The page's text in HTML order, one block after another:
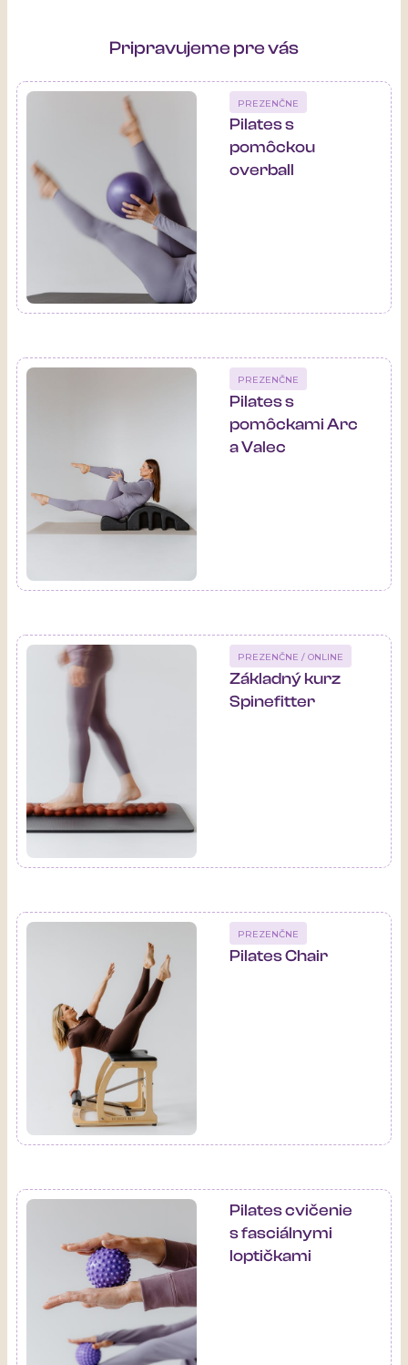
Pripravujeme pre vás
PREZENČNE
Pilates s
pomôckou
overball
PREZENČNE
Pilates s
pomôckami Arc
a Valec
PREZENČNE / ONLINE
Základný kurz
Spinefitter
PREZENČNE
Pilates Chair
Pilates cvičenie
s fasciálnymi
loptičkami